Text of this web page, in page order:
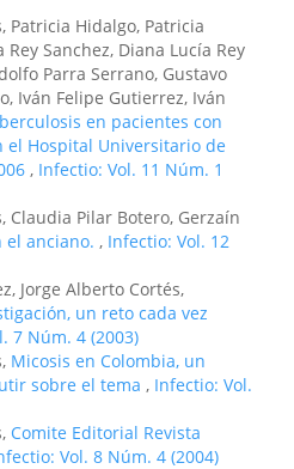
Patricia Hidalgo, Patricia
Sanchez, Diana Lucía Rey
Parra Serrano, Gustavo
Iván Felipe Gutierrez, Iván
en pacientes con
el Hospital Universitario de
, Infectio: Vol. 11 Núm. 1
Claudia Pilar Botero, Gerzaín
el anciano. , Infectio: Vol. 12
Jorge Alberto Cortés,
un reto cada vez
7 Núm. 4 (2003)
Micosis en Colombia, un
sobre el tema , Infectio: Vol.
Comite Editorial Revista
Vol. 8 Núm. 4 (2004)